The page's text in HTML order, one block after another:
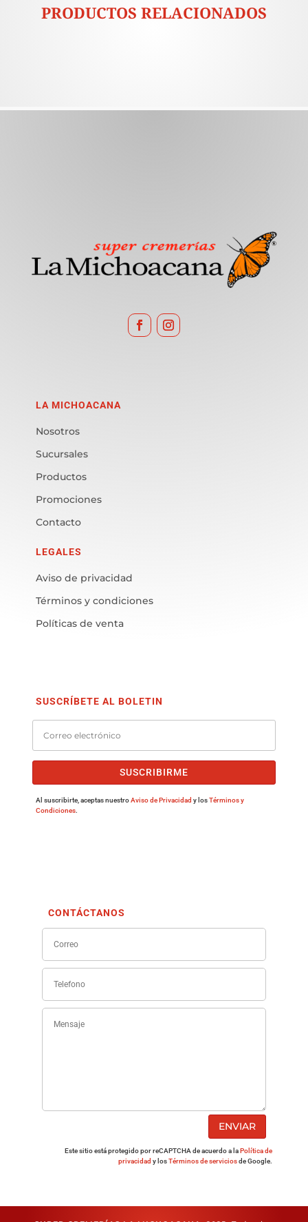
PRODUCTOS RELACIONADOS
LA MICHOACANA
Nosotros
Sucursales
Productos
Promociones
Contacto
LEGALES
Aviso de privacidad
Términos y condiciones
Políticas de venta
SUSCRÍBETE AL BOLETIN
SUSCRIBIRME
Al suscribirte, aceptas nuestroAviso de Privacidad y losTérminos y
Condiciones.
CONTÁCTANOS
ENVIAR
Este sitio está protegido por reCAPTCHA de acuerdo a laPolítica de
privacidad y losTérminos de serviciosde Google.